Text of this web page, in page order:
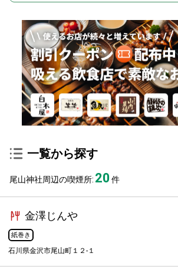
一覧から探す
尾山神社周辺の喫煙所: 20件
金澤じんや
紙巻き
石川県金沢市尾山町１２-１